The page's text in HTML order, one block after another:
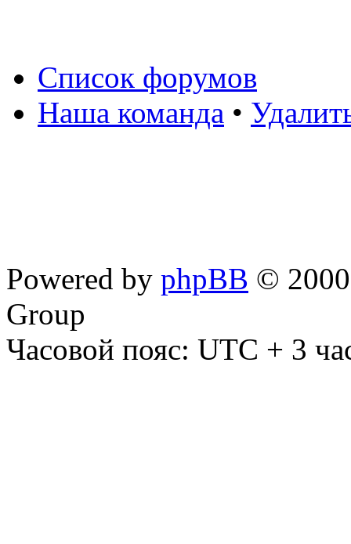
Список форумов
Наша команда •
Powered by phpBB ©
Group
Часовой пояс: UTC + 3